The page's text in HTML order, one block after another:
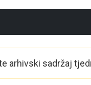
arhivski sadržaj